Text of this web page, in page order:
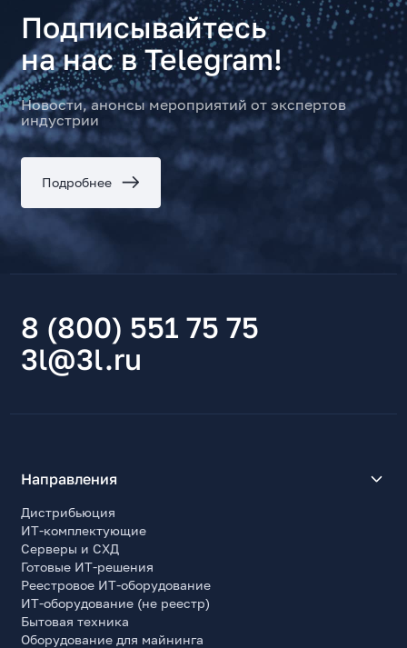
Подписывайтесь
на нас в Telegram!
Новости, анонсы мероприятий от экспертов
индустрии
Подробнее
8 (800) 551 75 75
3l@3l.ru
Направления
Дистрибьюция
ИТ-комплектующие
Серверы и СХД
Готовые ИТ-решения
Реестровое ИТ-оборудование
ИТ-оборудование (не реестр)
Бытовая техника
Оборудование для майнинга